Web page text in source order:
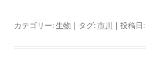
カテゴリー:生物 | タグ:市川 | 投稿日: